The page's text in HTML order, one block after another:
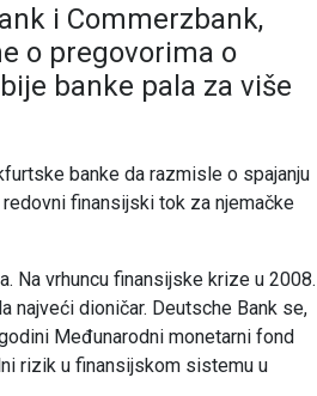
i Commerzbank,
o pregovorima o
banke pala za više
banke da razmisle o spajanju
finansijski tok za njemačke
Na vrhuncu finansijske krize u 2008.
najveći dioničar. Deutsche Bank se,
Međunarodni monetarni fond
rizik u finansijskom sistemu u